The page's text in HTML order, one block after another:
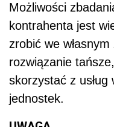
Możliwości
kontrahenta jest
zrobić we
rozwiązanie
skorzystać z usług
jednostek.